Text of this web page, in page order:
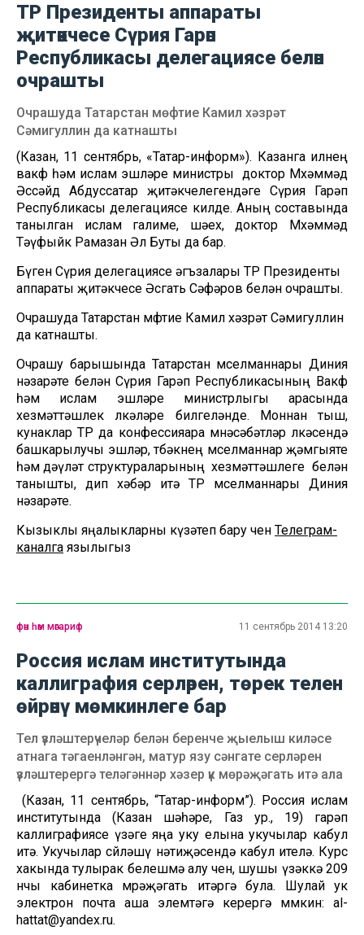
ТР Президенты аппараты
җитәкчесе Сүрия Гарәп
Республикасы делегациясе белән
очрашты
Очрашуда Татарстан мөфтие Камил хәзрәт
Сәмигуллин да катнашты
(Казан, 11 сентябрь, «Татар-информ»). Казанга илнең
вакф һәм ислам эшләре министры доктор Мөхәммәд
Әссәйд Абдуссатар җитәкчелегендәге Сүрия Гарәп
Республикасы делегациясе килде. Аның составында
танылган ислам галиме, шәех, доктор Мөхәммәд
Тәүфыйк Рамазан Әл Буты да бар.
Бүген Сүрия делегациясе әгъзалары ТР Президенты
аппараты җитәкчесе Әсгать Сәфәров белән очрашты.
Очрашуда Татарстан мөфтие Камил хәзрәт Сәмигуллин
да катнашты.
Очрашу барышында Татарстан мөселманнары Диния
нәзарәте белән Сүрия Гарәп Республикасының Вакф
һәм ислам эшләре министрлыгы арасында
хезмәттәшлек өлкәләре билгеләнде. Моннан тыш,
кунаклар ТР да конфессияара мөнәсәбәтләр өлкәсендә
башкарылучы эшләр, төбәкнең мөселманнар җәмгыяте
һәм дәүләт структураларының хезмәттәшлеге белән
танышты, дип хәбәр итә ТР мөселманнары Диния
нәзарәте.
Кызыклы яңалыкларны күзәтеп бару өчен Телеграм-
каналга язылыгыз
фән һәм мәгариф 11 сентябрь 2014 13:20
Россия ислам институтында
каллиграфия серләрен, төрек телен
өйрәнү мөмкинлеге бар
Тел үзләштерүчеләр белән беренче җыелыш киләсе
атнага тәгаенләнгән, матур язу сәнгате серләрен
үзләштерергә теләгәннәр хәзер үк мөрәҗәгать итә ала
(Казан, 11 сентябрь, “Татар-информ”). Россия ислам
институтында (Казан шәһәре, Газ ур., 19) гарәп
каллиграфиясе үзәге яңа уку елына укучылар кабул
итә. Укучылар сөйләшү нәтиҗәсендә кабул ителә. Курс
хакында тулырак белешмә алу өчен, шушы үзәккә 209
нчы кабинетка мөрәҗәгать итәргә була. Шулай ук
электрон почта аша элемтәгә керергә мөмкин: al-
hattat@yandex.ru.